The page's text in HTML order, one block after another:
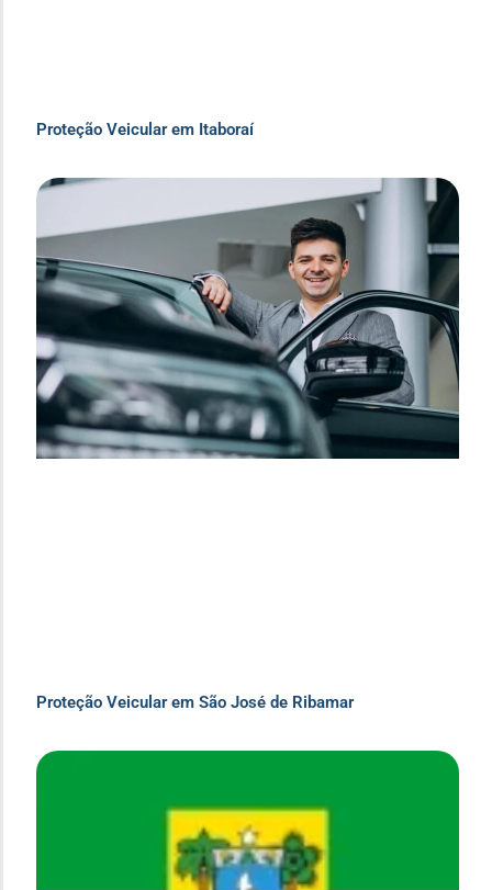
Proteção Veicular em Itaboraí
Proteção Veicular em São José de Ribamar